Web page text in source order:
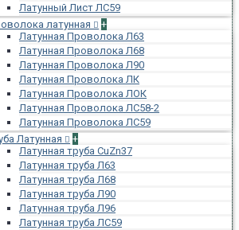
Латунный Лист ЛС59
латунная
+
Латунная Проволока Л63
Латунная Проволока Л68
Латунная Проволока Л90
Латунная Проволока ЛК
Латунная Проволока ЛОК
Латунная Проволока ЛС58-2
Латунная Проволока ЛС59
Латунная
+
Латунная труба CuZn37
Латунная труба Л63
Латунная труба Л68
Латунная труба Л90
Латунная труба Л96
Латунная труба ЛС59